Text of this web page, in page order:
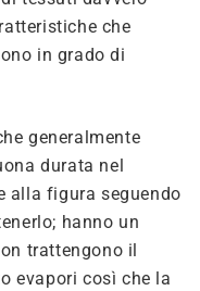
che
in grado di
generalmente
durata nel
alla figura seguendo
hanno un
trattengono il
evapori così che la